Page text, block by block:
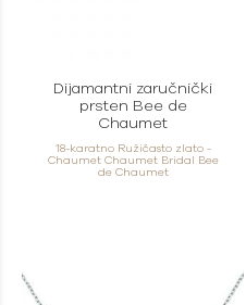
Dijamantni zaručnički
prsten Bee de
Chaumet
18-karatno Ružičasto zlato -
Chaumet Chaumet Bridal Bee
de Chaumet